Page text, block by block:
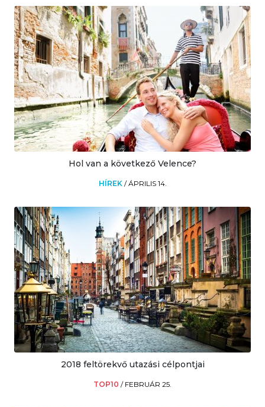
Hol van a következő Velence?
HÍREK /ÁPRILIS 14.
2018 feltörekvő utazási célpontjai
TOP10 / FEBRUÁR 25.